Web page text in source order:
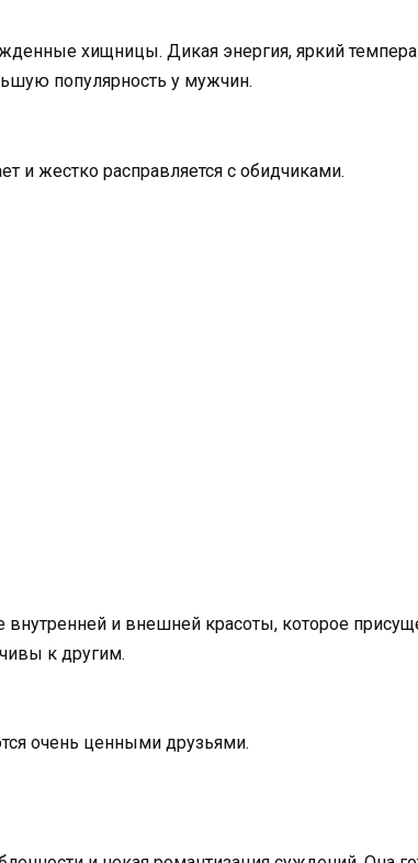
хищницы. Дикая энергия, яркий
популярность у мужчин.
и жестко расправляется с обидчиками.
внутренней и внешней красоты, которое
к другим.
очень ценными друзьями.